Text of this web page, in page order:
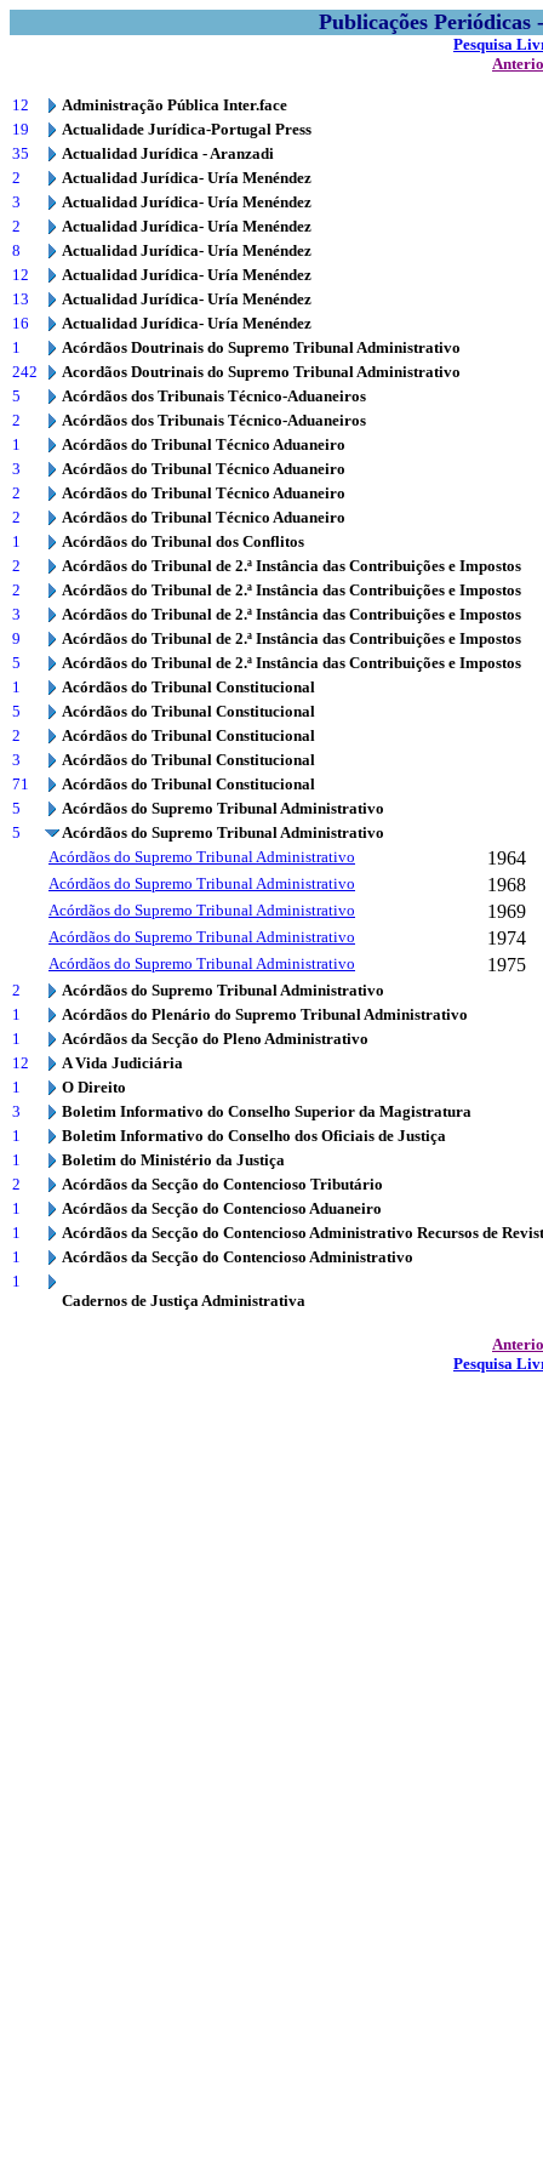
Publicações
Pesquisa
12
Administração Pública Inter.face
19
Actualidade Jurídica-Portugal Press
35
Actualidad Jurídica - Aranzadi
2
Actualidad Jurídica- Uría Menéndez
3
Actualidad Jurídica- Uría Menéndez
2
Actualidad Jurídica- Uría Menéndez
8
Actualidad Jurídica- Uría Menéndez
12
Actualidad Jurídica- Uría Menéndez
13
Actualidad Jurídica- Uría Menéndez
16
Actualidad Jurídica- Uría Menéndez
1
Acórdãos Doutrinais do Supremo Tribunal Administrativo
242
Acordãos Doutrinais do Supremo Tribunal Administrativo
5
Acórdãos dos Tribunais Técnico-Aduaneiros
2
Acórdãos dos Tribunais Técnico-Aduaneiros
1
Acórdãos do Tribunal Técnico Aduaneiro
3
Acórdãos do Tribunal Técnico Aduaneiro
2
Acórdãos do Tribunal Técnico Aduaneiro
2
Acórdãos do Tribunal Técnico Aduaneiro
1
Acórdãos do Tribunal dos Conflitos
2
Acórdãos do Tribunal de 2.ª Instância das Contribuições e Impostos
2
Acórdãos do Tribunal de 2.ª Instância das Contribuições e Impostos
3
Acórdãos do Tribunal de 2.ª Instância das Contribuições e Impostos
9
Acórdãos do Tribunal de 2.ª Instância das Contribuições e Impostos
5
Acórdãos do Tribunal de 2.ª Instância das Contribuições e Impostos
1
Acórdãos do Tribunal Constitucional
5
Acórdãos do Tribunal Constitucional
2
Acórdãos do Tribunal Constitucional
3
Acórdãos do Tribunal Constitucional
71
Acórdãos do Tribunal Constitucional
5
Acórdãos do Supremo Tribunal Administrativo
5
Acórdãos do Supremo Tribunal Administrativo
Acórdãos do Supremo Tribunal Administrativo
1964
Acórdãos do Supremo Tribunal Administrativo 1968
Acórdãos do Supremo Tribunal Administrativo 1969
Acórdãos do Supremo Tribunal Administrativo 1974
Acórdãos do Supremo Tribunal Administrativo 1975
2
Acórdãos do Supremo Tribunal Administrativo
1
Acórdãos do Plenário do Supremo Tribunal Administrativo
1
Acórdãos da Secção do Pleno Administrativo
12
A Vida Judiciária
1
O Direito
3
Boletim Informativo do Conselho Superior da Magistratura
1
Boletim Informativo do Conselho dos Oficiais de Justiça
1
Boletim do Ministério da Justiça
2
Acórdãos da Secção do Contencioso Tributário
1
Acórdãos da Secção do Contencioso Aduaneiro
1
Acórdãos da Secção do Contencioso Administrativo Recursos de
1
Acórdãos da Secção do Contencioso Administrativo
1
Cadernos de Justiça Administrativa
Pesquisa